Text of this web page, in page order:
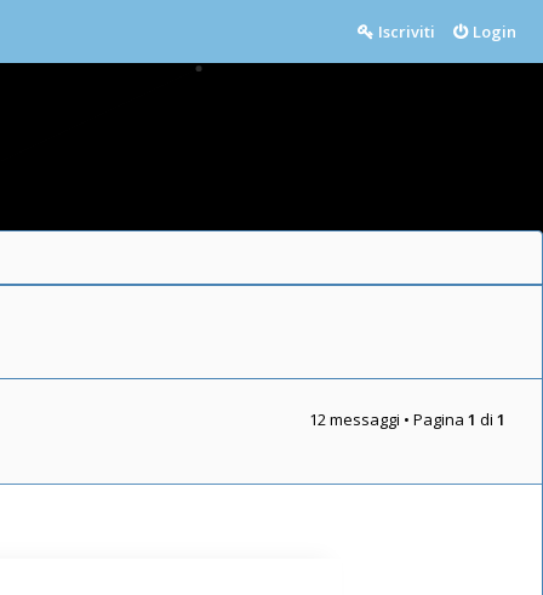
Login
Iscriviti
12 messaggi • Pagina 1 di 1